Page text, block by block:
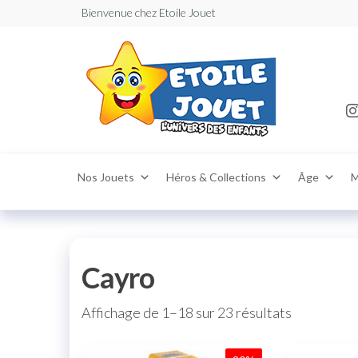
Bienvenue chez Etoile Jouet
:
puériculture
enfants
partout au
Nos Jouets Héros & Collections Âge
Cayro
Affichage de 1–18 sur 23 résultats